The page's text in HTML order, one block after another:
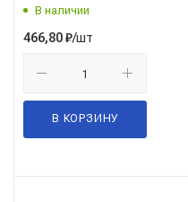
В наличии
466,80₽/шт
В КОРЗИНУ